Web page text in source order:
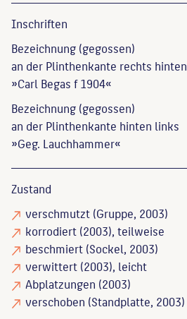
Inschriften
Bezeichnung (gegossen)
an der Plinthenkante rechts hinten
»Carl Begas f 1904«
Bezeichnung (gegossen)
an der Plinthenkante hinten links
»Geg. Lauchhammer«
Zustand
verschmutzt(Gruppe, 2003)
korrodiert(2003), teilweise
beschmiert(Sockel, 2003)
verwittert(2003), leicht
Abplatzungen (2003)
verschoben (Standplatte, 2003)